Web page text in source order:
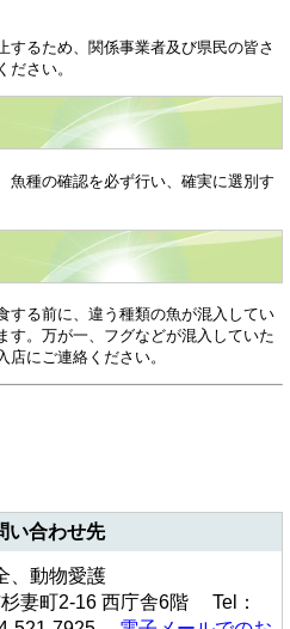
るため、関係事業者及び県民の皆さ
ださい。
種の確認を必ず行い、確実に選別す
る前に、違う種類の魚が混入してい
す。万が一、フグなどが混入していた
にご連絡ください。
い合わせ先
、動物愛護
妻町2-16 西庁舎6階 Tel：